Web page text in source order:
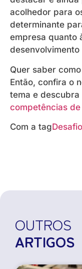
acolhedor para
determinante
empresa quanto
Quer saber
Então, confira o
tema e descubra
competências
Com a tag
OUTROS
ARTIGOS